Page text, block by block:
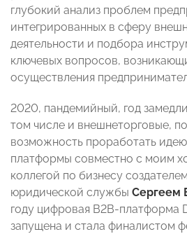
глубокий анализ проблем
интегрированных в сферу
деятельности и подбора
ключевых вопросов,
осуществления
2020, пандемийный, год
том числе и внешнеторговые,
возможность проработать
платформы совместно с моим
коллегой по бизнесу
юридической службы Сергеем
году цифровая В2В-платформа
запущена и стала финалистом